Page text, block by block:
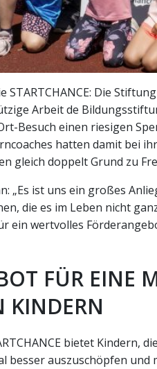
Die
Arbeit de
Besuch einen riesigen
hatten damit bei
gleich doppelt Grund zu
„Es ist uns ein großes
die es im Leben nicht
ein wertvolles
FÜR EINE
KINDERN
bietet Kindern,
besser auszuschöpfen